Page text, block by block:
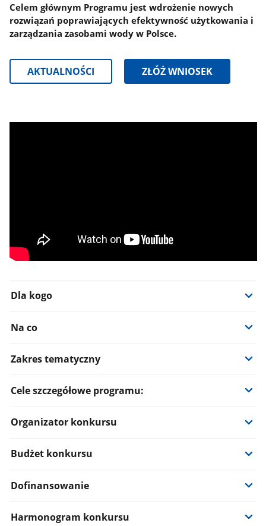
Celem głównym Programu jest wdrożenie nowych
rozwiązań poprawiających efektywność użytkowania i
zarządzania zasobami wody w Polsce.
AKTUALNOŚCI ZŁÓŻ WNIOSEK
Dla kogo
Na co
Zakres tematyczny
Cele szczegółowe programu:
Organizator konkursu
Budżet konkursu
Dofinansowanie
Harmonogram konkursu